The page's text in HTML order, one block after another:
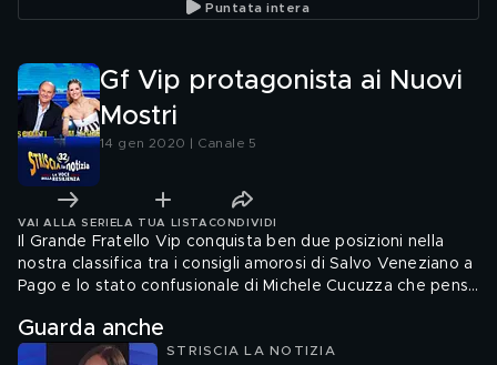
Puntata intera
Gf Vip protagonista ai Nuovi
Mostri
14 gen 2020 | Canale 5
VAI ALLA SERIE LA TUA LISTA CONDIVIDI
Il Grande Fratello Vip conquista ben due posizioni nella
nostra classifica tra i consigli amorosi di Salvo Veneziano a
Pago e lo stato confusionale di Michele Cucuzza che pensa
Ronaldo; ma in vetta ci sono le lezioni di napoletano di
Barbara d'Urso a Silvia Toffanin a Verissimo
Guarda anche
STRISCIA LA NOTIZIA